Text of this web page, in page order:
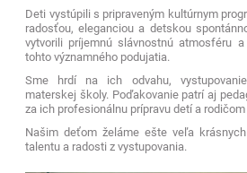
Deti vystúpili s pripraveným kultúrnym
radosťou, eleganciou a detskou
vytvorili príjemnú slávnostnú atmosféru
tohto významného podujatia.
Sme hrdí na ich odvahu,
materskej školy. Poďakovanie patrí aj
za ich profesionálnu prípravu detí a
Našim deťom želáme ešte veľa
talentu a radosti z vystupovania.